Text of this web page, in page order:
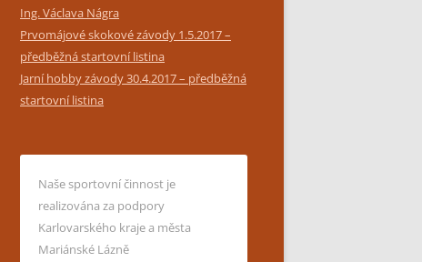
Ing. Václava Nágra
Prvomájové skokové závody 1.5.2017 –
předběžná startovní listina
Jarní hobby závody 30.4.2017 – předběžná
startovní listina
Naše sportovní činnost je
realizována za podpory
Karlovarského kraje a města
Mariánské Lázně